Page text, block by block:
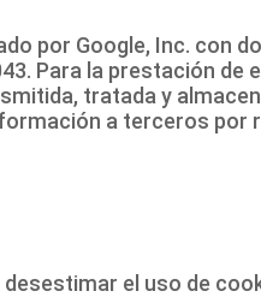
por Google, Inc. con
Para la prestación de
tratada y
a terceros por
el uso de